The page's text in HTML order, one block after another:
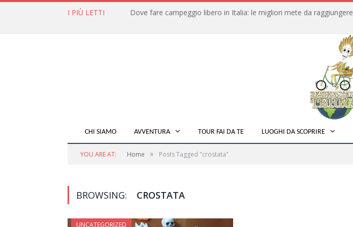
I PIÙ LETTI
CHI SIAMO AVVENTURA TOUR FAI DA TE LUOGHI DA SCOPRIRE
YOU ARE AT: Home » Posts Tagged "crostata"
BROWSING: CROSTATA
UNCATEGORIZED